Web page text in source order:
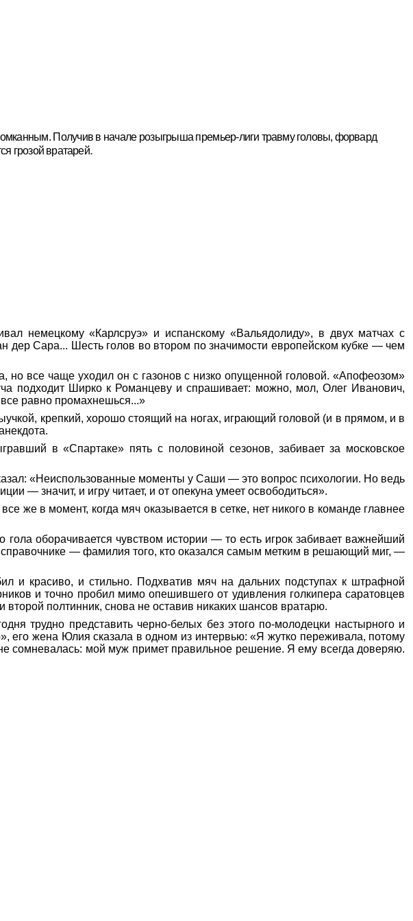
Получив в начале розыгрыша премьер-лиги травму головы, форвард
грозой вратарей.
немецкому «Карлсруэ» и испанскому «Вальядолиду», в двух матчах с
дер Сара... Шесть голов во втором по значимости европейском кубке — чем
все чаще уходил он с газонов с низко опущенной головой. «Апофеозом»
подходит Ширко к Романцеву и спрашивает: можно, мол, Олег Иванович,
равно промахнешься...»
крепкий, хорошо стоящий на ногах, играющий головой (и в прямом, и в
в «Спартаке» пять с половиной сезонов, забивает за московское
«Неиспользованные моменты у Саши — это вопрос психологии. Но ведь
— значит, и игру читает, и от опекуна умеет освободиться».
же в момент, когда мяч оказывается в сетке, нет никого в команде главнее
оборачивается чувством истории — то есть игрок забивает важнейший
— фамилия того, кто оказался самым метким в решающий миг, —
и красиво, и стильно. Подхватив мяч на дальних подступах к штрафной
и точно пробил мимо опешившего от удивления голкипера саратовцев
полтинник, снова не оставив никаких шансов вратарю.
трудно представить черно-белых без этого по-молодецки настырного и
его жена Юлия сказала в одном из интервью: «Я жутко переживала, потому
сомневалась: мой муж примет правильное решение. Я ему всегда доверяю.